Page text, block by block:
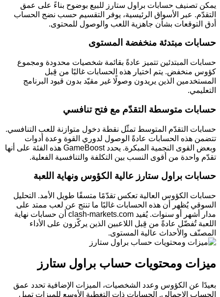
يمكن تصنيف حسابات براول ستارز للبيع بوضوح بناءً على عمق
التقدّم. عبر الأسواق الرئيسية، يوفر التقسيم حسب نضج الحساب
أدق التوقعات بشأن جاهزية اللعب والوصول للمحتوى.
حسابات مبتدئة منخفضة المستوى
حسابات المبتدئين تتميز عادةً بقائمة شخصيات محدودة ومجموع
كؤوس منخفض. يتم اختيار هذه الحسابات غالبًا من قِبل
المستخدمين الذين يريدون وصولًا غير مقيّد بدون قيود البرنامج
التعليمي.
حسابات متوسطة التقدّم مع فتح تنافسي
حسابات التقدّم المتوسط تمثّل نقطة دخول متوازنة للعب التنافسي.
تتضمن هذه الحسابات عادةً الوصول لدوري القوة وعدة أدوات
وبعض القوى النجمية المبكرة. يحدد GameBoost هذه الفئة على أنها
تقدّم واحدة من أقوى النسب بين التكلفة والتنافسية الفعلية.
حسابات براول ستارز عالية الكؤوس ونهاية اللعبة
حسابات الكؤوس العالية تعكس تقدّمًا متسقًا طويل الأمد. التحليل
السوقي يُظهر أن هذه الحسابات غالبًا ما تنتج عن لعب ممتد على
مدار أشهر أو سنوات. يُفيد clash-markets.com أن حسابات نهاية
اللعبة تُفضّل عادةً من قِبل اللاعبين الذين يركّزون على الأداء
المصنّف والأحداث عالية المستوى.
ميزات ومحتويات حساب براول ستارز
بعيدًا عن الكؤوس وعدد الشخصيات، الميزات الإضافية تحدد عمق
الحساب الإجمالي. الحسابات ذات التغطية الأوسع للميزات تميل